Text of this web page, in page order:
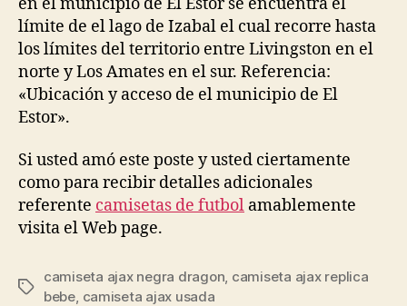
límite de el lago de Izabal el cual recorre hasta
los límites del territorio entre Livingston en el
norte y Los Amates en el sur. Referencia:
«Ubicación y acceso de el municipio de El
Estor».
Si usted amó este poste y usted ciertamente
como para recibir detalles adicionales
referente camisetas de futbol amablemente
visita el Web page.
Etiquetas
camiseta ajax negra dragon, camiseta ajax replica
bebe, camiseta ajax usada